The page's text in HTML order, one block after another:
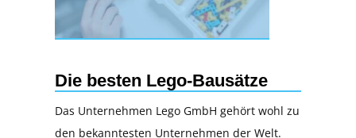
Die besten Lego-Bausätze
Das Unternehmen Lego GmbH gehört wohl zu
den bekanntesten Unternehmen der Welt.